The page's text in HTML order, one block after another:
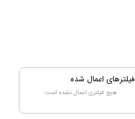
فیلترهای اعمال شده
هیچ فیلتری اعمال نشده است